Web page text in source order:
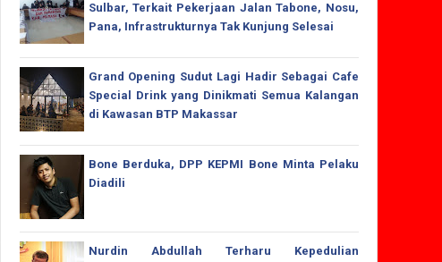
Sulbar, Terkait Pekerjaan Jalan Tabone, Nosu,
Pana, Infrastrukturnya Tak Kunjung Selesai
Grand Opening Sudut Lagi Hadir Sebagai Cafe
Special Drink yang Dinikmati Semua Kalangan
di Kawasan BTP Makassar
Bone Berduka, DPP KEPMI Bone Minta Pelaku
Diadili
Nurdin Abdullah Terharu Kepedulian